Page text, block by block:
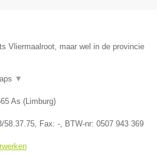
Vliermaalroot, maar wel in de provincie
▼
As (Limburg)
58.37.75 , Fax: - , BTW-nr: 0507 943 369